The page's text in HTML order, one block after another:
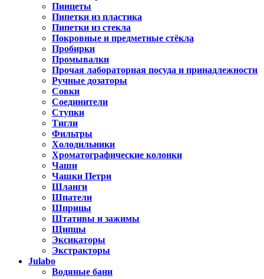
Пинцеты
Пипетки из пластика
Пипетки из стекла
Покровные и предметные стёкла
Пробирки
Промывалки
Прочая лабораторная посуда и принадлежности
Ручные дозаторы
Совки
Соединители
Ступки
Тигли
Фильтры
Холодильники
Хроматографические колонки
Чаши
Чашки Петри
Шланги
Шпатели
Шприцы
Штативы и зажимы
Щипцы
Эксикаторы
Экстракторы
Julabo
Водяные бани